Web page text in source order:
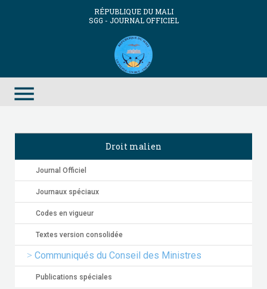
RÉPUBLIQUE DU MALI
SGG - JOURNAL OFFICIEL
menu
Droit malien
Journal Officiel
Journaux spéciaux
Codes en vigueur
Textes version consolidée
Communiqués du Conseil des Ministres
Publications spéciales